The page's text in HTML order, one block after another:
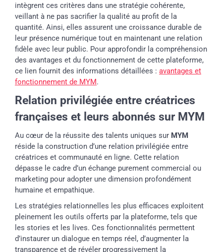
intègrent ces critères dans une stratégie cohérente,
veillant à ne pas sacrifier la qualité au profit de la
quantité. Ainsi, elles assurent une croissance durable de
leur présence numérique tout en maintenant une relation
fidèle avec leur public. Pour approfondir la compréhension
des avantages et du fonctionnement de cette plateforme,
ce lien fournit des informations détaillées : avantages et
fonctionnement de MYM.
Relation privilégiée entre créatrices
françaises et leurs abonnés sur MYM
Au cœur de la réussite des talents uniques sur MYM
réside la construction d’une relation privilégiée entre
créatrices et communauté en ligne. Cette relation
dépasse le cadre d’un échange purement commercial ou
marketing pour adopter une dimension profondément
humaine et empathique.
Les stratégies relationnelles les plus efficaces exploitent
pleinement les outils offerts par la plateforme, tels que
les stories et les lives. Ces fonctionnalités permettent
d’instaurer un dialogue en temps réel, d’augmenter la
transparence et de révéler progressivement la